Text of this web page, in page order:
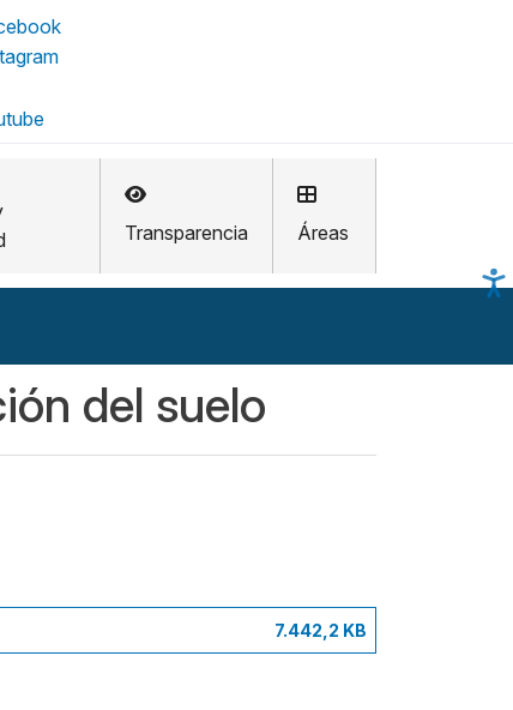
Transparencia Áreas
del suelo
7.442,2 KB